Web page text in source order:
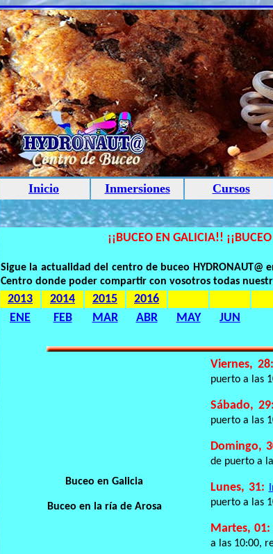
Inicio Inmersiones Cursos
¡¡BUCEO EN GALICIA!!
Sigue la actualidad del centro de buceo
Centro donde poder compartir con vosotros todas
2013 2014 2015
2016
ENE
FEB MAR ABR MAY JUN
Buceo en Galicia
Buceo en la ría de Arosa
Viernes, 28:
puerto a las
Sábado, 29:
puerto a las
Domingo,
de puerto a
Lunes, 31:
puerto a las
Martes, 01:
a las 10:00,